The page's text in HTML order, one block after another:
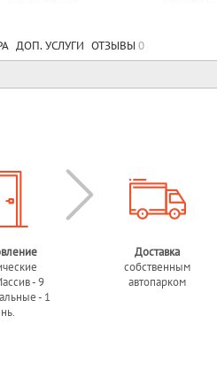
ДОП. УСЛУГИ ОТЗЫВЫ 0
- 9
- 1
Доставка
собственным
автопарком